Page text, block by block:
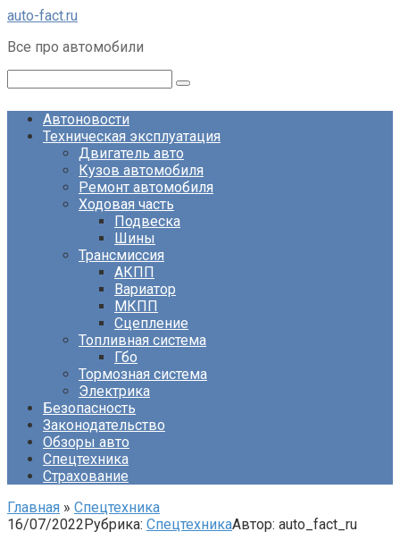
Перейти
контенту
auto-fact.ru
Все про автомобили
Автоновости
Техническая эксплуатация
Двигатель авто
Кузов автомобиля
Ремонт автомобиля
Ходовая часть
Подвеска
Шины
Трансмиссия
АКПП
Вариатор
МКПП
Сцепление
Топливная система
Гбо
Тормозная система
Электрика
Безопасность
Законодательство
Обзоры авто
Спецтехника
Страхование
Главная » Спецтехника
16/07/2022Рубрика: СпецтехникаАвтор: auto_fact_ru